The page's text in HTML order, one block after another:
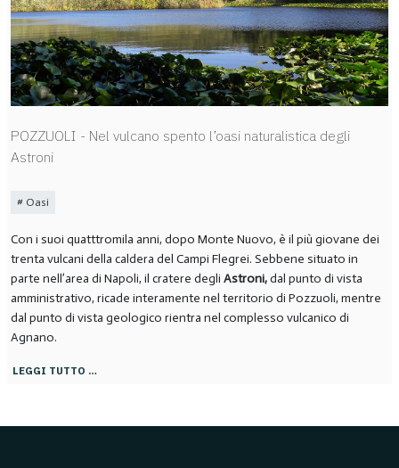
POZZUOLI - Nel vulcano spento l’oasi naturalistica degli
Astroni
Oasi
Con i suoi quatttromila anni, dopo Monte Nuovo, è il più giovane dei
trenta vulcani della caldera del Campi Flegrei. Sebbene situato in
parte nell’area di Napoli, il cratere degli Astroni,dal punto di vista
amministrativo, ricade interamente nel territorio di Pozzuoli, mentre
dal punto di vista geologico rientra nel complesso vulcanico di
Agnano.
LEGGI TUTTO …